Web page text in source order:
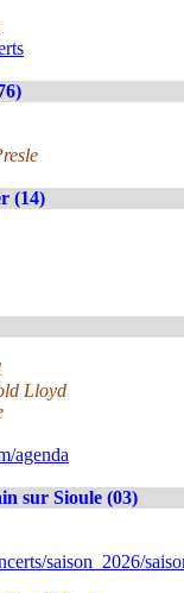
(14)
Lloyd
agenda
sur Sioule (03)
saison_2026/